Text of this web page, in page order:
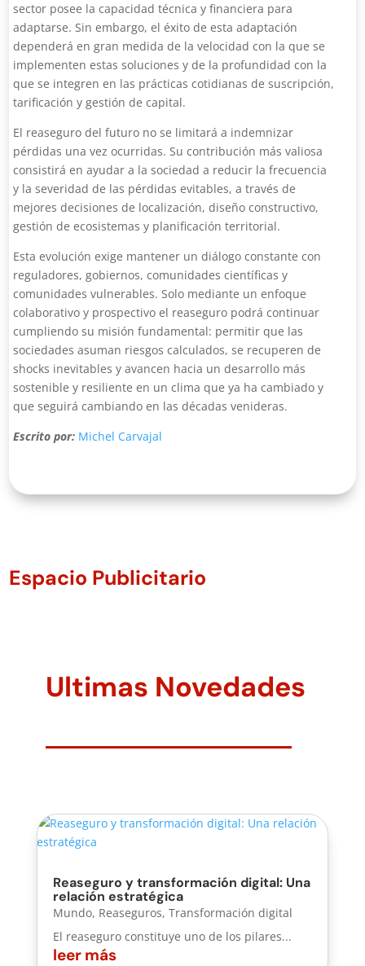
sector posee la capacidad técnica y financiera para
adaptarse. Sin embargo, el éxito de esta adaptación
dependerá en gran medida de la velocidad con la que se
implementen estas soluciones y de la profundidad con la
que se integren en las prácticas cotidianas de suscripción,
tarificación y gestión de capital.
El reaseguro del futuro no se limitará a indemnizar
pérdidas una vez ocurridas. Su contribución más valiosa
consistirá en ayudar a la sociedad a reducir la frecuencia
y la severidad de las pérdidas evitables, a través de
mejores decisiones de localización, diseño constructivo,
gestión de ecosistemas y planificación territorial.
Esta evolución exige mantener un diálogo constante con
reguladores, gobiernos, comunidades científicas y
comunidades vulnerables. Solo mediante un enfoque
colaborativo y prospectivo el reaseguro podrá continuar
cumpliendo su misión fundamental: permitir que las
sociedades asuman riesgos calculados, se recuperen de
shocks inevitables y avancen hacia un desarrollo más
sostenible y resiliente en un clima que ya ha cambiado y
que seguirá cambiando en las décadas venideras.
Escrito por: Michel Carvajal
Espacio Publicitario
Ultimas Novedades
Reaseguro y transformación digital: Una
relación estratégica
Mundo, Reaseguros, Transformación digital
El reaseguro constituye uno de los pilares...
leer más